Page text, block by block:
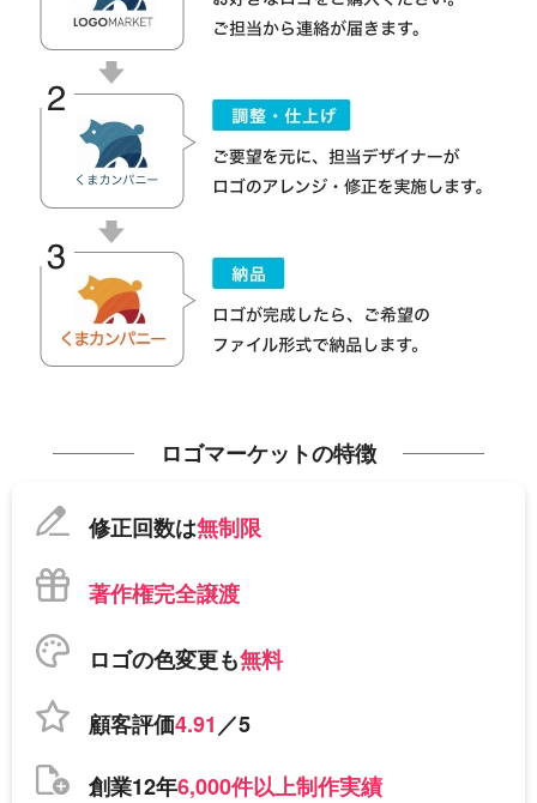
ロゴマーケットの特徴
修正回数は無制限
著作権完全譲渡
ロゴの色変更も無料
顧客評価4.91／5
創業12年6,000件以上制作実績